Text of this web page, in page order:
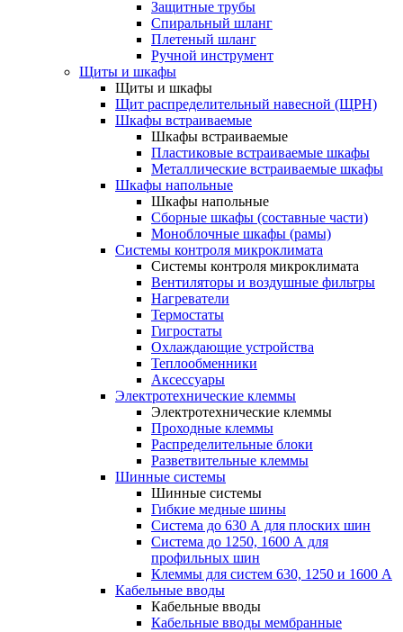
Защитные трубы
Спиральный шланг
Плетеный шланг
Ручной инструмент
Щиты и шкафы
Щиты и шкафы
Щит распределительный навесной (ЩРН)
Шкафы встраиваемые
Шкафы встраиваемые
Пластиковые встраиваемые шкафы
Металлические встраиваемые шкафы
Шкафы напольные
Шкафы напольные
Сборные шкафы (составные части)
Моноблочные шкафы (рамы)
Системы контроля микроклимата
Системы контроля микроклимата
Вентиляторы и воздушные фильтры
Нагреватели
Термостаты
Гигростаты
Охлаждающие устройства
Теплообменники
Аксессуары
Электротехнические клеммы
Электротехнические клеммы
Проходные клеммы
Распределительные блоки
Разветвительные клеммы
Шинные системы
Шинные системы
Гибкие медные шины
Система до 630 А для плоских шин
Система до 1250, 1600 А для
профильных шин
Клеммы для систем 630, 1250 и 1600 А
Кабельные вводы
Кабельные вводы
Кабельные вводы мембранные